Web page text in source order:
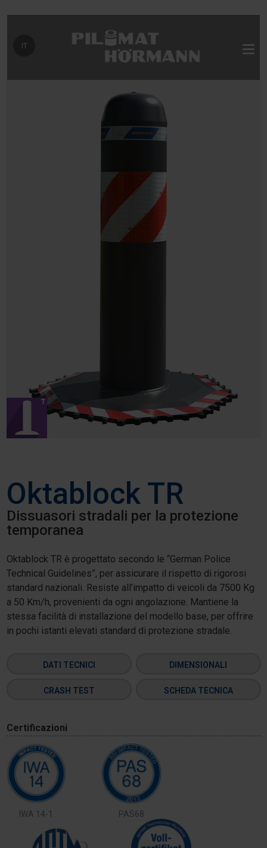
Seleziona la tua lingua
IT
Oktablock TR
Dissuasori stradali per la protezione
temporanea
Oktablock TR è progettato secondo le “German Police
Technical Guidelines”, per assicurare il rispetto di rigorosi
standard nazionali. Resiste all’impatto di veicoli da 7500 Kg
a 50 Km/h, provenienti da ogni angolazione. Mantiene la
stessa facilità di installazione del modello base, per offrire
in pochi istanti elevati standard di protezione stradale.
DATI TECNICI DIMENSIONALI
CRASH TEST SCHEDA TECNICA
Certificazioni
IWA 14-1 PAS68